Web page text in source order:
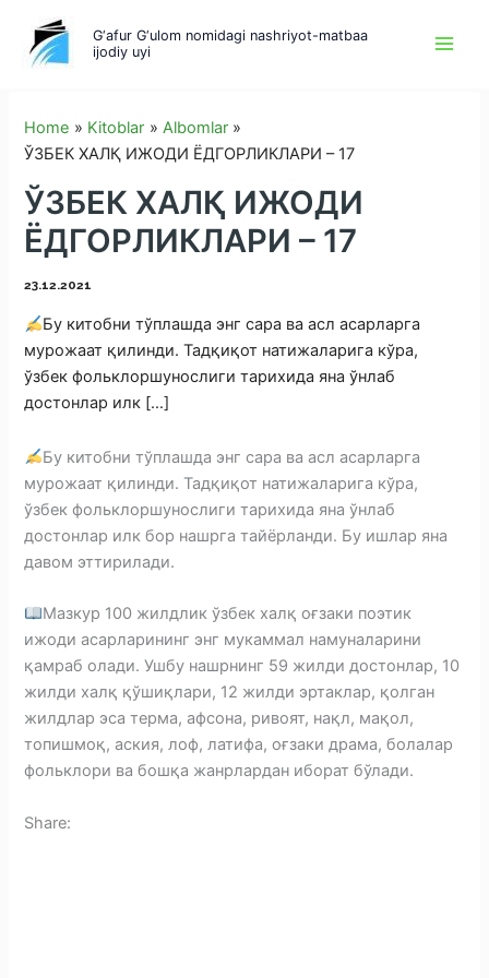
content
G‘afur G‘ulom nomidagi nashriyot-matbaa
ijodiy uyi
Home Kitoblar
Albomlar
ЎЗБЕК ХАЛҚ ИЖОДИ ЁДГОРЛИКЛАРИ – 17
ЎЗБЕК ХАЛҚ ИЖОДИ
ЁДГОРЛИКЛАРИ – 17
23.12.2021
Бу китобни тўплашда энг сара ва асл асарларга
мурожаат қилинди. Тадқиқот натижаларига кўра,
ўзбек фольклоршунослиги тарихида яна ўнлаб
достонлар илк […]
Бу китобни тўплашда энг сара ва асл асарларга
мурожаат қилинди. Тадқиқот натижаларига кўра,
ўзбек фольклоршунослиги тарихида яна ўнлаб
достонлар илк бор нашрга тайёрланди. Бу ишлар яна
давом эттирилади.
Мазкур 100 жилдлик ўзбек халқ оғзаки поэтик
ижоди асарларининг энг мукаммал намуналарини
қамраб олади. Ушбу нашрнинг 59 жилди достонлар, 10
жилди халқ қўшиқлари, 12 жилди эртаклар, қолган
жилдлар эса терма, афсона, ривоят, нақл, мақол,
топишмоқ, аския, лоф, латифа, оғзаки драма, болалар
фольклори ва бошқа жанрлардан иборат бўлади.
Share: